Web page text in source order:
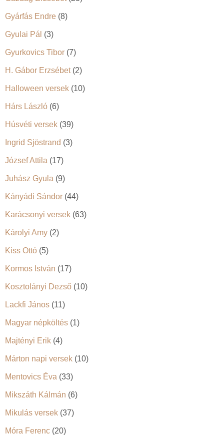
Gyárfás Endre (8)
Gyulai Pál (3)
Gyurkovics Tibor (7)
H. Gábor Erzsébet(2)
Halloween versek (10)
Hárs László (6)
Húsvéti versek (39)
Ingrid Sjöstrand (3)
József Attila (17)
Juhász Gyula (9)
Kányádi Sándor (44)
Karácsonyi versek (63)
Károlyi Amy (2)
Kiss Ottó (5)
Kormos István (17)
Kosztolányi Dezső (10)
Lackfi János (11)
Magyar népköltés (1)
Majtényi Erik (4)
Márton napi versek (10)
Mentovics Éva (33)
Mikszáth Kálmán (6)
Mikulás versek (37)
Móra Ferenc (20)